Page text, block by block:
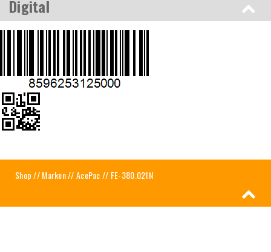
Digital
Shop//Marken//AcePac// FE-380.021N